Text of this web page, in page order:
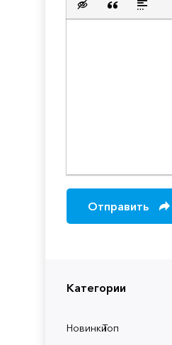
Категории
НовинкиТоп
ВставкаВставка
Отправить